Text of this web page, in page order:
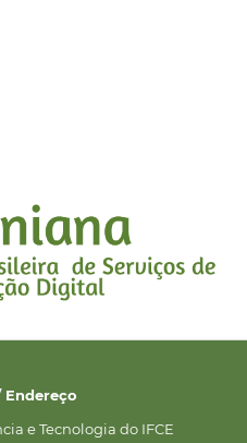
e Tecnologia do IFCE